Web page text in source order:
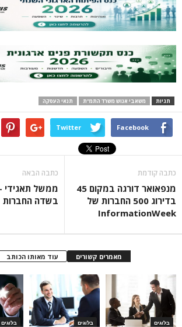
אנוש משרד התמ"ת תנאי העסקה
Twitter
מנפאואר דורגה במקום 45
בדירוג 500 החברות של
ממשל תאגידי – שחקן חדש
בשדה החברות
עוד מאותו הכותב
בלוגים בלוגים